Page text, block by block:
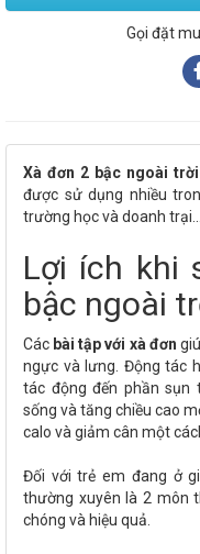
Gọi đặt
Xà đơn 2 bậc ngoài trời
được sử dụng nhiều
trường học và doanh trại...
Lợi ích khi
bậc ngoài
Các bài tập với xà đơn
ngực và lưng. Động tác
tác động đến phần
sống và tăng chiều cao
calo và giảm cân một
Đối với trẻ em đang ở
thường xuyên là 2 môn
chóng và hiệu quả.